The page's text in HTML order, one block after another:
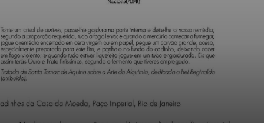
representar o
mundo natural de
forma objetiva.